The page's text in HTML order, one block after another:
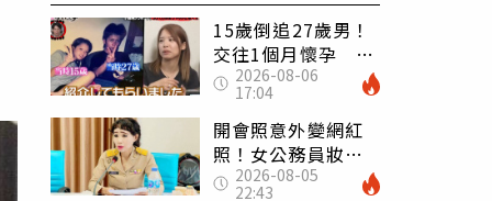
15歲倒追27歲男！
交往1個月懷孕 36
歲當阿嬤故事曝光
2026-08-06
17:04
開會照意外變網紅
照！女公務員妝容
掀2千則留言 本人
2026-08-05
22:43